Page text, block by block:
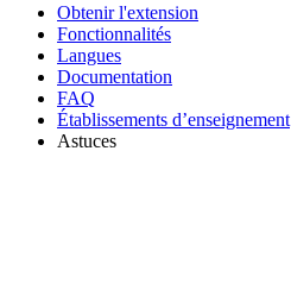
Obtenir l'extension
Fonctionnalités
Langues
Documentation
FAQ
Établissements d’enseignement
Astuces